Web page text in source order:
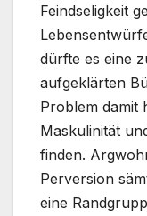
Feindseligkeit
dürfte es eine
aufgeklärten
Problem damit
Maskulinität
finden.
Perversion
eine